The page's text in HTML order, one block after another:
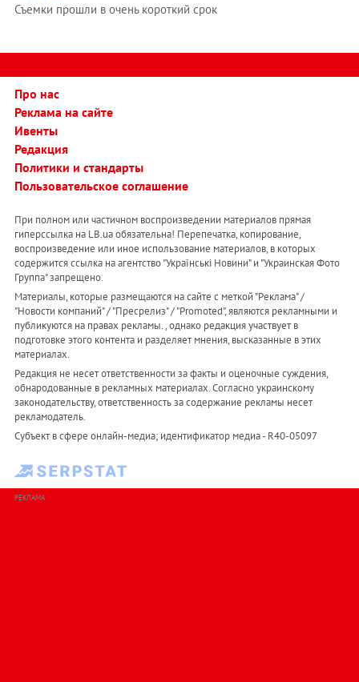
Съемки прошли в очень короткий срок
Про нас
Реклама на сайте
Ивенты
Редакция
Политики и стандарты
Пользовательское соглашение
При полном или частичном воспроизведении материалов прямая
гиперссылка на LB.ua обязательна! Перепечатка, копирование,
воспроизведение или иное использование материалов, в которых
содержится ссылка на агентство "Українськi Новини" и "Украинская Фото
Группа" запрещено.
Материалы, которые размещаются на сайте с меткой "Реклама" /
"Новости компаний" / "Пресрелиз" / "Promoted", являются рекламными и
публикуются на правах рекламы. , однако редакция участвует в
подготовке этого контента и разделяет мнения, высказанные в этих
материалах.
Редакция не несет ответственности за факты и оценочные суждения,
обнародованные в рекламных материалах. Согласно украинскому
законодательству, ответственность за содержание рекламы несет
рекламодатель.
Субъект в сфере онлайн-медиа; идентификатор медиа - R40-05097
РЕКЛАМА